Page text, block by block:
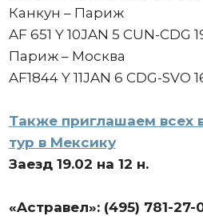
Канкун – Париж
AF 651 Y 10JAN 5 CUN-CDG
Париж – Москва
AF1844 Y 11JAN 6 CDG-SVO
Также приглашаем всех
тур в Мексику
Заезд 19.02 на 12 н.
«Aстравел»: (495) 781-27-